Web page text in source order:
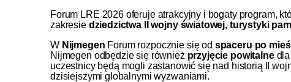
Forum LRE 2026 oferuje atrakcyjny i bogaty program,
zakresie dziedzictwa II wojny światowej, turystyki
W Nijmegen Forum rozpocznie się od spaceru po
Nijmegen odbędzie się również przyjęcie powitalnedla
uczestnicy będą mogli zastanowić się nad historią II
dzisiejszymi globalnymi wyzwaniami.